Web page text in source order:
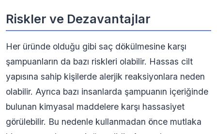
Riskler ve Dezavantajlar
Her üründe olduğu gibi saç dökülmesine karşı
şampuanların da bazı riskleri olabilir. Hassas cilt
yapısına sahip kişilerde alerjik reaksiyonlara neden
olabilir. Ayrıca bazı insanlarda şampuanın içeriğinde
bulunan kimyasal maddelere karşı hassasiyet
görülebilir. Bu nedenle kullanmadan önce mutlaka